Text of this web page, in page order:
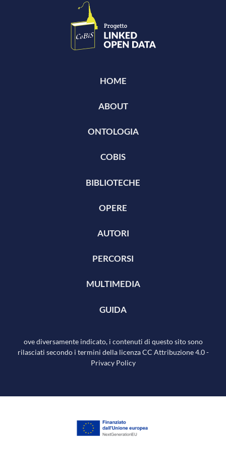
HOME
ABOUT
ONTOLOGIA
COBIS
BIBLIOTECHE
OPERE
AUTORI
PERCORSI
MULTIMEDIA
GUIDA
ove diversamente indicato, i contenuti di questo sito sono
rilasciati secondo i termini della licenza CC Attribuzione 4.0-
Privacy Policy